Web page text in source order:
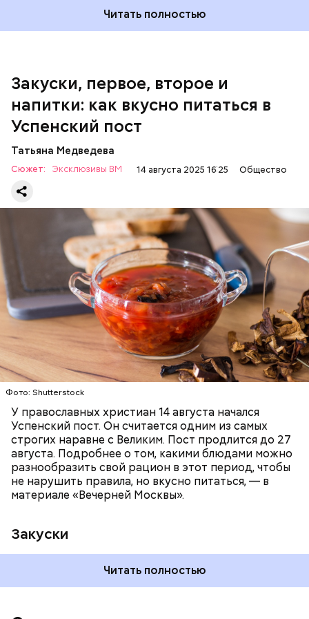
Читать полностью
Закуски, первое, второе и
напитки: как вкусно питаться в
Успенский пост
Татьяна Медведева
Сюжет: Эксклюзивы ВМ 14 августа 2025 16:25 Общество
Фото: Shutterstock
У православных христиан 14 августа начался
Успенский пост. Он считается одним из самых
строгих наравне с Великим. Пост продлится до 27
августа. Подробнее о том, какими блюдами можно
разнообразить свой рацион в этот период, чтобы
не нарушить правила, но вкусно питаться, — в
материале «Вечерней Москвы».
Закуски
Баклажаны с овощами
200 г шпината;
зелень петрушки и укропа.
Читать полностью
ПРАВОСЛАВИЕ ЕДА РЕЦЕПТЫ
По словам Вильфанда, с середины следующей
Читайте также:Синоптик предупредил о переносе
купального сезона в Москве и Подмосковье